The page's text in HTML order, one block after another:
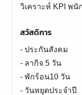
วิเคราะห์ KPI พนั
สวัสดิการ
- ประกันสังคม
- ลากิจ 5 วัน
- พักร้อน10 วัน
- วันหยุดประจำปี